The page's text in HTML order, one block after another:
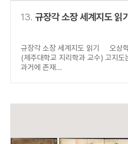
13. 규장각 소장 세계지도 읽기
규장각 소장 세계지도 읽기 오상
(제주대학교 지리학과 교수) 고지도
과거에 존재...